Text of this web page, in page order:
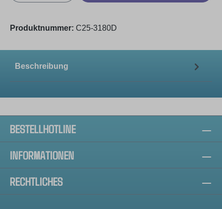
Produktnummer: C25-3180D
Beschreibung
BESTELLHOTLINE
INFORMATIONEN
RECHTLICHES